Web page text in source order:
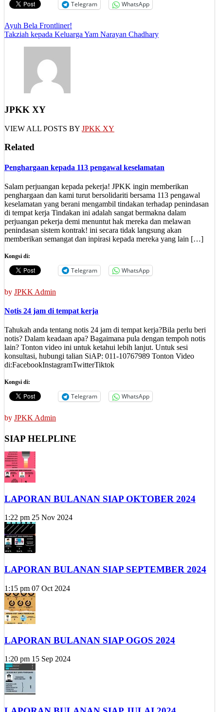
Telegram WhatsApp
Post
navigation
Ayuh Bela Frontliner!
Takziah kepada Keluarga Yam Narayan Chadhary
JPKK XY
VIEW ALL POSTS BY JPKK XY
Related
Penghargaan kepada 113 pengawal keselamatan
Salam perjuangan kepada pekerja! JPKK ingin memberikan
penghargaan dan kami turut bersolidariti bersama 113 pengawal
keselamatan yang berani mengambil tindakan terhadap penindasan
di tempat kerja Tindakan ini adalah sangat bermakna dalam
perjuangan pekerja demi menuntut hak mereka dan melawan
penindasan sistem kontrak! ini secara tidak langsung akan
memberikan semangat dan inpirasi kepada mereka yang lain […]
Kongsi di:
Telegram WhatsApp
by JPKK Admin
Notis 24 jam di tempat kerja
Tahukah anda tentang notis 24 jam di tempat kerja?Bila perlu beri
notis? Dalam keadaan apa? Bagaimana pula dengan tempoh notis
lain? Tonton video ini untuk ketahui lebih lanjut. Untuk sesi
konsultasi, hubungi talian SiAP: 011-10767989 Tonton Video
di:FacebookInstagramTwitterTiktok
Kongsi di:
Telegram WhatsApp
by JPKK Admin
SIAP HELPLINE
LAPORAN BULANAN SIAP OKTOBER 2024
1:22 pm 25 Nov 2024
LAPORAN BULANAN SIAP SEPTEMBER 2024
1:15 pm 07 Oct 2024
LAPORAN BULANAN SIAP OGOS 2024
1:20 pm 15 Sep 2024